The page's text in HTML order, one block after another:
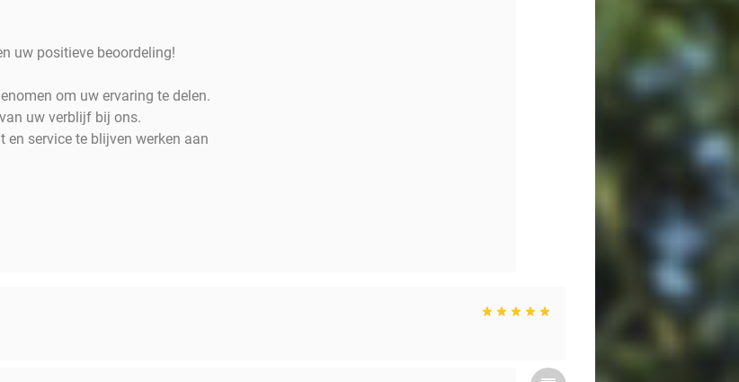
uw positieve beoordeling!
om uw ervaring te delen.
uw verblijf bij ons.
service te blijven werken aan